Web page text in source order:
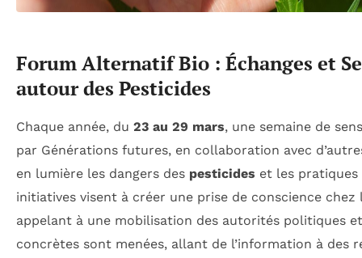
Forum Alternatif Bio : Échanges et
autour des Pesticides
Chaque année, du 23 au 29 mars, une semaine de
par Générations futures, en collaboration avec
en lumière les dangers des pesticides et les pratiques
initiatives visent à créer une prise de conscience
appelant à une mobilisation des autorités politiques
concrètes sont menées, allant de l’information à des